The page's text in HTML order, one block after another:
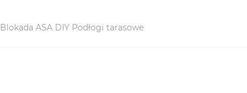
Blokada ASA DIY Podłogi tarasowe